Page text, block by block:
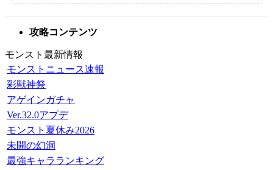
攻略コンテンツ
モンスト最新情報
モンストニュース速報
彩獣神祭
アゲインガチャ
Ver.32.0アプデ
モンスト夏休み2026
未開の幻洞
最強キャラランキング